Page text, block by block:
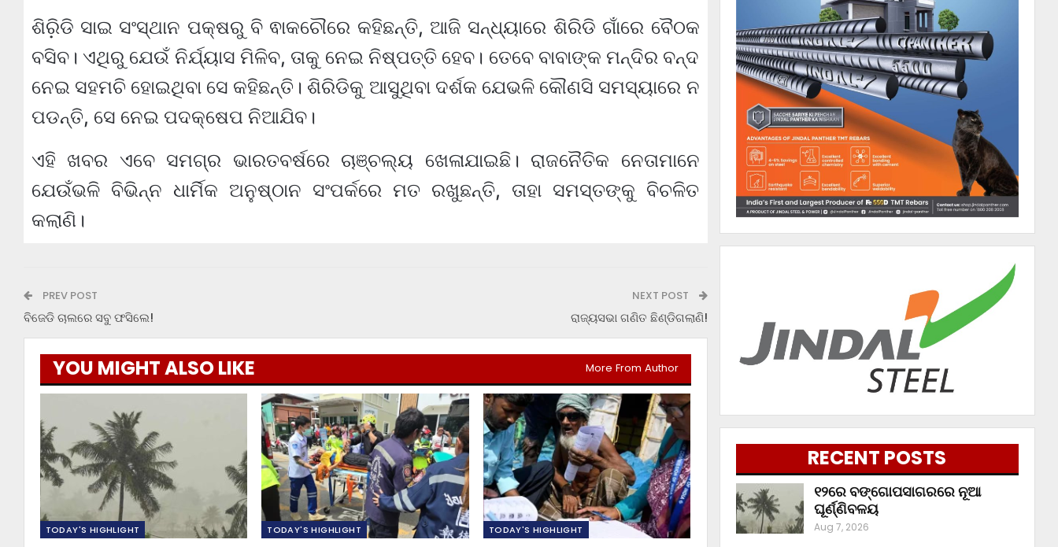
ଶିରି଼ଡି ସାଇ ସଂସ୍ଥାନ ପକ୍ଷରୁ ବି ଵାକଚୌରେ କହିଛନ୍ତି, ଆଜି ସନ୍ଧ୍ୟାରେ ଶିରିଡି ଗାଁରେ ବୈଠକ
ବସିବ। ଏଥିରୁ ଯେଉଁ ନିର୍ଯ୍ୟାସ ମିଳିବ, ତାକୁ ନେଇ ନିଷ୍ପତ୍ତି ହେବ। ତେବେ ବାବାଙ୍କ ମନ୍ଦିର ବନ୍ଦ
ନେଇ ସହମଚି ହୋଇଥିବା ସେ କହିଛନ୍ତି। ଶିରିଡିକୁ ଆସୁଥିବା ଦର୍ଶକ ଯେଭଳି କୌଣସି ସମସ୍ୟାରେ ନ
ପଡନ୍ତି, ସେ ନେଇ ପଦକ୍ଷେପ ନିଆଯିବ।
ଏହି ଖବର ଏବେ ସମଗ୍ର ଭାରତବର୍ଷରେ ଚାଞ୍ଚଲ୍ୟ ଖେଳାଯାଇଛି। ରାଜନୈତିକ ନେତାମାନେ
ଯେଉଁଭଳି ବିଭିନ୍ନ ଧାର୍ମିକ ଅନୁଷ୍ଠାନ ସଂପର୍କରେ ମତ ରଖୁଛନ୍ତି, ତାହା ସମସ୍ତଙ୍କୁ ବିଚଳିତ
କଲାଣି।
PREV POST
ବିଜେଡି ଚାଲରେ ସବୁ ଫସିଲେ!
NEXT POST
ରାଜ୍ୟସଭା ଗଣିତ ଛିଣ୍ଡିଗଲାଣି!
YOU MIGHT ALSO LIKE More From Author
TODAY'S HIGHLIGHT TODAY'S HIGHLIGHT TODAY'S HIGHLIGHT
RECENT POSTS
୧୨ରେ ବଙ୍ଗୋପସାଗରରେ ନୂଆ
ଘୂର୍ଣ୍ଣିବଳୟ
Aug 7, 2026